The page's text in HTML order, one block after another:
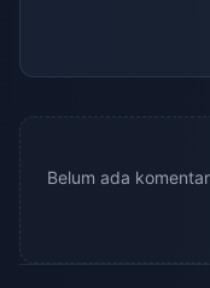
Belum ada